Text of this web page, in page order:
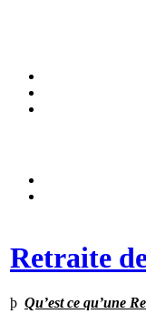
Retraite
þ Qu’est ce qu’une